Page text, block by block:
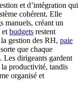
et d’intégration qui
cohérent. Elle
manuels, créant un
et budgets restent
gestion des RH, paie
que chaque
Les dirigeants gardent
la productivité, tandis
organisé et